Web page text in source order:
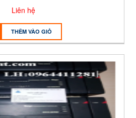
Liên hệ
THÊM VÀO GIỎ